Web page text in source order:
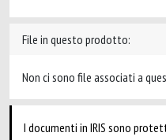
File in questo prodotto:
Non ci sono file associati a
I documenti in IRIS sono